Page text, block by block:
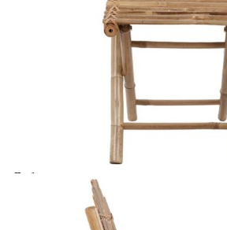
Acest tabel are caracter informativ.
coșul de cumpărături unde veți putea
Предоставената таблица е с
Добавете продукта в количката си
количката" и при поръчка ще
вноски на кредита.
Предоставената таблица е с
Добавете продукта в количката си
количката" и при поръчка ще
вноски на кредита.